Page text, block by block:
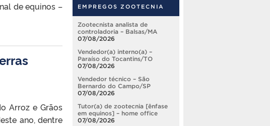
de equinos –
Arroz e Grãos
ano, dentre
EMPREGOS ZOOTECNIA
Zootecnista analista de
controladoria – Balsas/MA
07/08/2026
Vendedor(a) interno(a) –
Paraíso do Tocantins/TO
07/08/2026
Vendedor técnico – São
Bernardo do Campo/SP
07/08/2026
Tutor(a) de zootecnia [ênfase
em equinos] – home office
07/08/2026